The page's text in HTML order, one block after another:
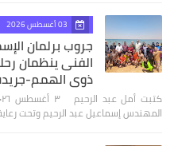
03 أغسطس 2026
جروب برلمان
الفنى ينظمان
ذوي الهمم-جريدة
المهندس إسماعيل عبد الرحيم وتحت